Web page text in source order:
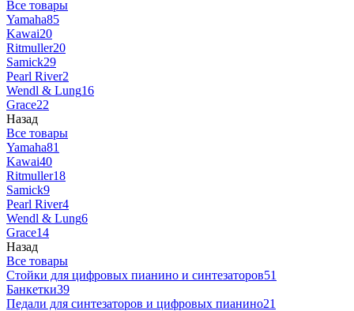
Все товары
Yamaha85
Kawai20
Ritmuller20
Samick29
Pearl River2
Wendl & Lung16
Grace22
Назад
Все товары
Yamaha81
Kawai40
Ritmuller18
Samick9
Pearl River4
Wendl & Lung6
Grace14
Назад
Все товары
Стойки для цифровых пианино и синтезаторов51
Банкетки39
Педали для синтезаторов и цифровых пианино21